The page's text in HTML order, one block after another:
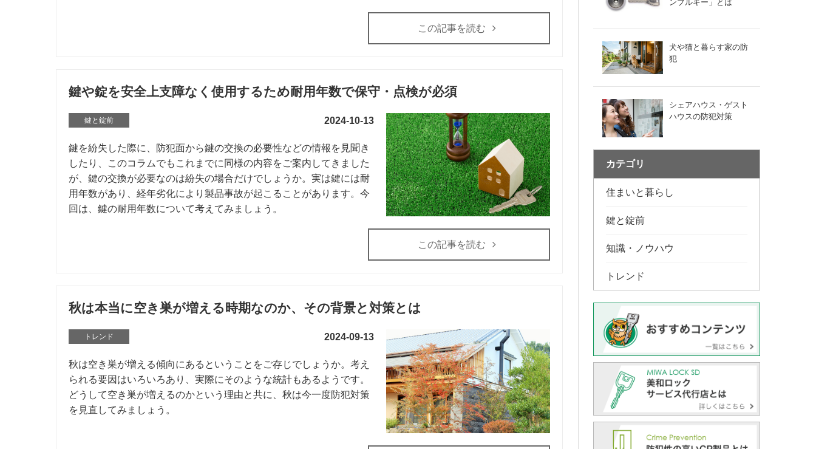
この記事を読む
鍵や錠を安全上支障なく使用するため耐用年数で保守・点検が必須
鍵と錠前 2024-10-13
鍵を紛失した際に、防犯面から鍵の交換の必要性などの情報を見聞き
したり、このコラムでもこれまでに同様の内容をご案内してきました
が、鍵の交換が必要なのは紛失の場合だけでしょうか。実は鍵には耐
用年数があり、経年劣化により製品事故が起こることがあります。今
回は、鍵の耐用年数について考えてみましょう。
この記事を読む
秋は本当に空き巣が増える時期なのか、その背景と対策とは
トレンド 2024-09-13
秋は空き巣が増える傾向にあるということをご存じでしょうか。考え
られる要因はいろいろあり、実際にそのような統計もあるようです。
どうして空き巣が増えるのかという理由と共に、秋は今一度防犯対策
を見直してみましょう。
ンプルキー」とは
犬や猫と暮らす家の防
犯
シェアハウス・ゲスト
ハウスの防犯対策
カテゴリ
住まいと暮らし
鍵と錠前
知識・ノウハウ
トレンド